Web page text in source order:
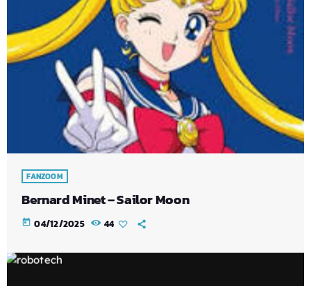
FANZOOM
Bernard Minet – Sailor Moon
today 04/12/2025 44